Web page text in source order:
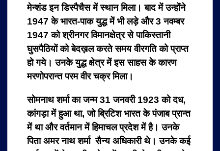
मेन्शंड इन डिस्पैचैस में स्थान मिला। बाद में उन्होंने
1947 के भारत-पाक युद्ध में भी लड़े और 3 नवम्बर
1947 को श्रीनगर विमानक्षेत्र से पाकिस्तानी
घुसपैठियों को बेदख़ल करते समय वीरगति को प्राप्त
हो गये। उनके युद्ध क्षेत्र में इस साहस के कारण
मरणोपरान्त परम वीर चक्र मिला।
सोमनाथ शर्मा का जन्म 31 जनवरी 1923 को दध,
कांगड़ा में हुआ था, जो ब्रिटिश भारत के पंजाब प्रान्त
में था और वर्तमान में हिमाचल प्रदेश में है। उनके
पिता अमर नाथ शर्मा सैन्य अधिकारी थे। उनके कई